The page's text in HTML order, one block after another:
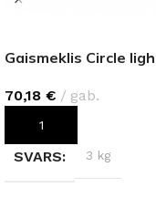
Gaismeklis Circle
70,18 € gab.
PIEVIENOT GROZAM
SVARS 3 kg